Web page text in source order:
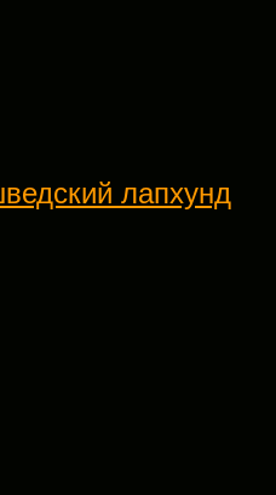
лапхунд